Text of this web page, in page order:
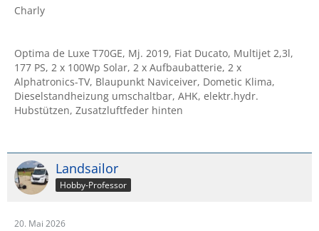
Charly
Optima de Luxe T70GE, Mj. 2019, Fiat Ducato, Multijet 2,3l,
177 PS, 2 x 100Wp Solar, 2 x Aufbaubatterie, 2 x
Alphatronics-TV, Blaupunkt Naviceiver, Dometic Klima,
Dieselstandheizung umschaltbar, AHK, elektr.hydr.
Hubstützen, Zusatzluftfeder hinten
Landsailor
Hobby-Professor
20. Mai 2026